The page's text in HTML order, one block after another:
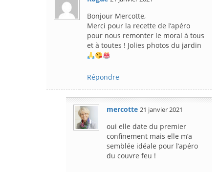
Bonjour Mercotte,
Merci pour la recette de l’apéro
pour nous remonter le moral à tous
et à toutes ! Jolies photos du jardin
Répondre
mercotte 21 janvier 2021
oui elle date du premier
confinement mais elle m’a
semblée idéale pour l’apéro
du couvre feu !